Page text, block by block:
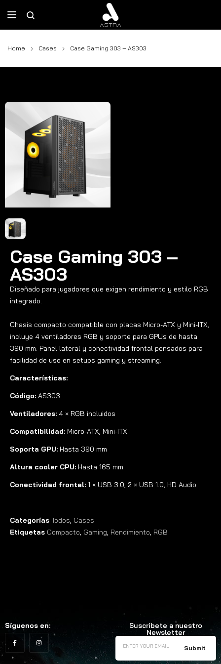
Home Cases Case Gaming 303 – AS303
Case Gaming 303 –
AS303
Diseñado para jugadores que exigen rendimiento y estilo RGB
integrado.
Chasis compacto compatible con placas Micro-ATX y Mini-ITX,
incluye 4 ventiladores RGB y soporte para GPUs de hasta
390 mm. Panel lateral y conectividad frontal pensados para
facilidad de uso en setups gaming y streaming.
Características:
Código: AS303
Ventiladores: 4 × RGB incluidos
Compatibilidad: Micro-ATX, Mini-ITX
Soporta GPU: Hasta 390 mm
Altura cooler CPU: Hasta 165 mm
Conectividad frontal: 1 × USB 3.0, 2 × USB 1.0, HD Audio
Categorías Todos, Cases
Etiquetas Compacto, Gaming, Rendimiento, RGB
Síguenos en: Suscríbete a nuestro
Newsletter